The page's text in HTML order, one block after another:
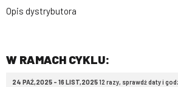
Opis dystrybutora
W RAMACH CYKLU:
24 PAŹ,2025 - 16 LIST,202512 razy, sprawdź daty i